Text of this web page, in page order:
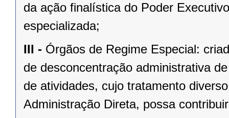
da ação finalística do Poder
especializada;
III - Órgãos de Regime Especial:
de desconcentração administrativa
de atividades, cujo tratamento
Administração Direta, possa